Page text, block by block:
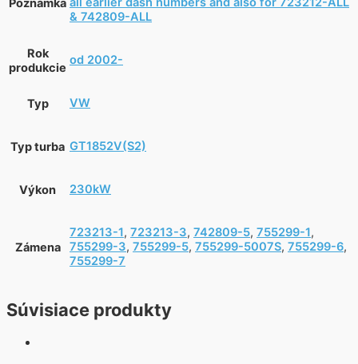
Poznámka
& 742809-ALL
Rok
produkcie
od 2002-
Typ VW
Typ turba GT1852V(S2)
Výkon 230kW
Zámena
723213-1, 723213-3, 742809-5, 755299-1,
755299-3, 755299-5, 755299-5007S, 755299-6,
755299-7
Súvisiace produkty